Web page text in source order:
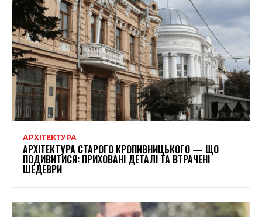
АРХІТЕКТУРА
АРХІТЕКТУРА СТАРОГО КРОПИВНИЦЬКОГО — ЩО
ПОДИВИТИСЯ: ПРИХОВАНІ ДЕТАЛІ ТА ВТРАЧЕНІ
ШЕДЕВРИ